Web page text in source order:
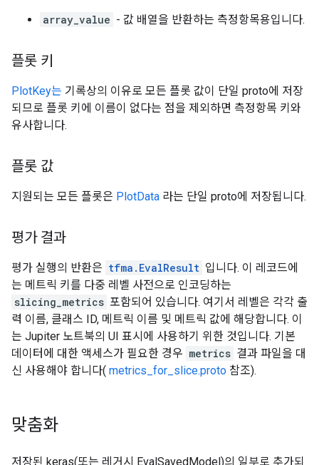
array_value - 값 배열을 반환하는 측정항목용입니다.
플롯 키
PlotKey는 기록상의 이유로 모든 플롯 값이 단일 proto에 저장
되므로 플롯 키에 이름이 없다는 점을 제외하면 측정항목 키와
유사합니다.
플롯 값
지원되는 모든 플롯은 PlotData 라는 단일 proto에 저장됩니다.
평가 결과
평가 실행의 반환은 tfma.EvalResult 입니다. 이 레코드에
는 메트릭 키를 다중 레벨 사전으로 인코딩하는
slicing_metrics 포함되어 있습니다. 여기서 레벨은 각각 출
력 이름, 클래스 ID, 메트릭 이름 및 메트릭 값에 해당합니다. 이
는 Jupiter 노트북의 UI 표시에 사용하기 위한 것입니다. 기본
데이터에 대한 액세스가 필요한 경우 metrics 결과 파일을 대
신 사용해야 합니다( metrics_for_slice.proto 참조).
맞춤화
저장된 keras(또는 레거시 EvalSavedModel)의 일부로 추가되